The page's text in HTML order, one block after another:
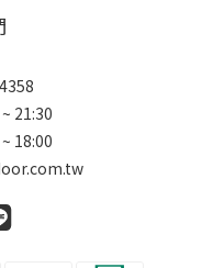
21:30
18:00